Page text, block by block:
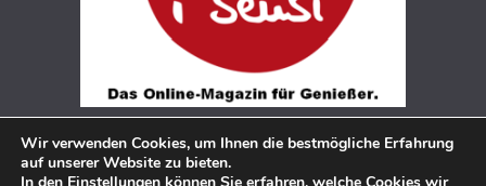
Wir verwenden Cookies, um Ihnen die bestmögliche Erfahrung
auf unserer Website zu bieten.